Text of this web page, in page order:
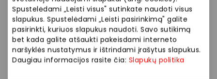
Spustelėdami „Leisti visus" sutinkate naudoti visus
slapukus. Spustelėdami „Leisti pasirinkimą" galite
pasirinkti, kuriuos slapukus naudoti. Savo sutikimą
bet kada galite atšaukti pakeisdami interneto
naršyklės nustatymus ir ištrindami įrašytus slapukus.
Daugiau informacijos rasite čia: Slapukų politika